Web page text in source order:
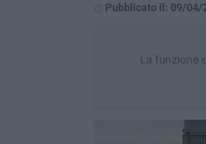
Pubblicato il: 09/04/
La funzione